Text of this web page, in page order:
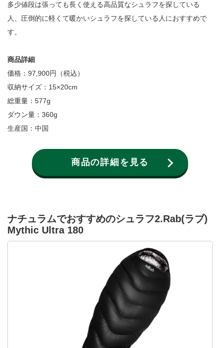
多少値段は張っても長く使える高品質なシュラフを探している
人、圧倒的に軽くて暖かいシュラフを探している人におすすめで
す。
商品詳細
価格：97,900円（税込）
収納サイズ：15×20cm
総重量：577g
ダウン量：360g
生産国：中国
商品の詳細を見る
ナチュラムでおすすめのシュラフ2.Rab(ラブ)
Mythic Ultra 180